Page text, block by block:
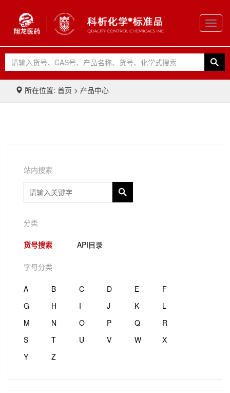
所在位置: 首页 > 产品中心
站内搜索
分类
货号搜索 API目录
字母分类
A B C D E
F
G
H I J K
L
M
N O P Q
R
S
T U V W
X
Y
Z